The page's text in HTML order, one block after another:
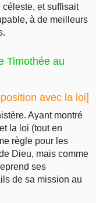
céleste, et suffisait
à de meilleurs
Timothée au
avec la loi]
Ayant montré
la loi (tout en
règle pour les
Dieu, mais comme
ses
de sa mission au